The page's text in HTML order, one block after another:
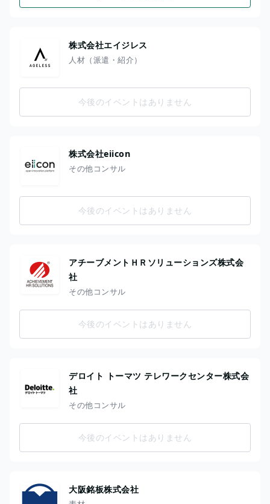
株式会社エイジレス
人材（派遣・紹介）
今後のイベントはありません
株式会社eiicon
その他コンサル
今後のイベントはありません
アチーブメントＨＲソリューションズ株式会
社
その他コンサル
今後のイベントはありません
デロイト トーマツ テレワークセンター株式会
社
その他コンサル
今後のイベントはありません
大阪銘板株式会社